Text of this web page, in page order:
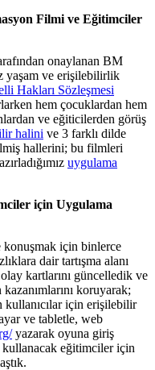
Filmi ve Eğitimciler
onaylanan BM
yaşam ve erişilebilirlik
Hakları Sözleşmesi
hem çocuklardan hem
ve eğiticilerden görüş
halini ve 3 farklı dilde
hallerini; bu filmleri
uygulama
için Uygulama
konuşmak için binlerce
dair tartışma alanı
olay kartlarını güncelledik ve
koruyarak;
kullanıcılar için erişilebilir
ve tabletle, web
yazarak oyuna giriş
eğitimciler için